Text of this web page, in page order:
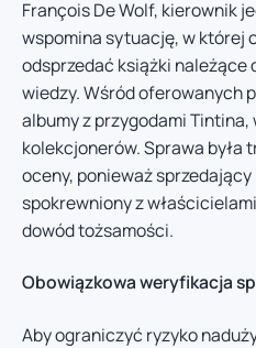
François De Wolf, kierownik
wspomina sytuację, w której
odsprzedać książki należące
wiedzy. Wśród oferowanych
albumy z przygodami
kolekcjonerów. Sprawa była
oceny, ponieważ sprzedający
spokrewniony z
dowód tożsamości.
Obowiązkowa weryfikacja
Aby ograniczyć ryzyko